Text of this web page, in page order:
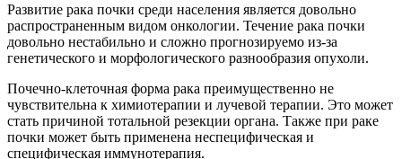
Развитие рака почки среди населения является довольно
распространенным видом онкологии. Течение рака почки
довольно нестабильно и сложно прогнозируемо из-за
генетического и морфологического разнообразия опухоли.
Почечно-клеточная форма рака преимущественно не
чувствительна к химиотерапии и лучевой терапии. Это может
стать причиной тотальной резекции органа. Также при раке
почки может быть применена неспецифическая и
специфическая иммунотерапия.